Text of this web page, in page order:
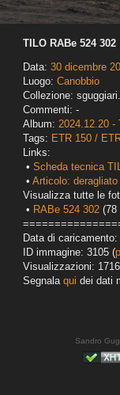
TILO RABe 524 302
Data: 30 dicembre
Luogo: Canobbio
Collezione:
Commenti: -
Album: 2024.12.20 -
Tags: ETR 150 /
Links:
• Scheda tecnica
• Articolo:
Visualizza tutte le
• RABe 524 302 (78
Data di
ID immagine: 3105 (
Visualizzazioni: 1716
Segnala qui dei dati
Sandro